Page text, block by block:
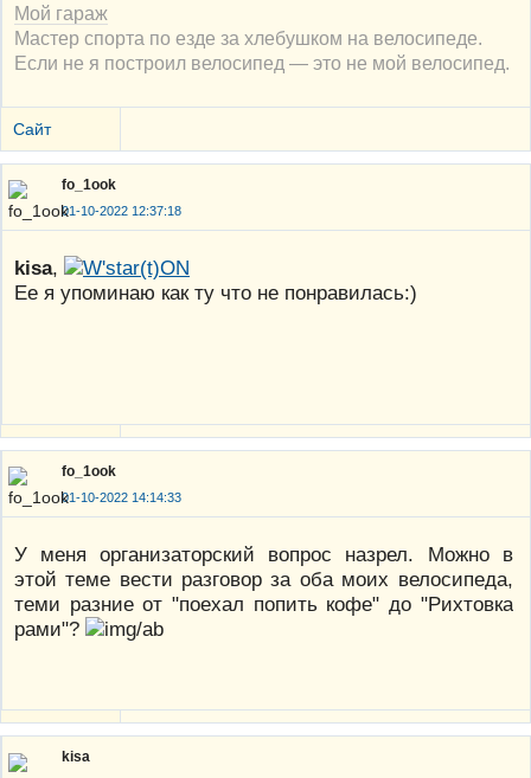
Мой гараж
Мастер спорта по езде за хлебушком на велосипеде.
Если не я построил велосипед — это не мой велосипед.
Сайт
fo_1ook
01-10-2022 12:37:18
kisa,
Ее я упоминаю как ту что не понравилась:)
fo_1ook
01-10-2022 14:14:33
У меня организаторский вопрос назрел. Можно в
этой теме вести разговор за оба моих велосипеда,
теми разние от "поехал попить кофе" до "Рихтовка
рами"?
kisa